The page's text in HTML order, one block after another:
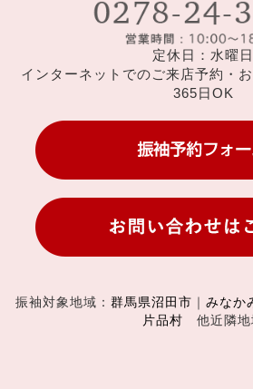
定休日：水曜日
インターネットでのご来店予約・
365日OK
振袖対象地域： 群馬県沼田市 ｜ みなか
片品村 他近隣地